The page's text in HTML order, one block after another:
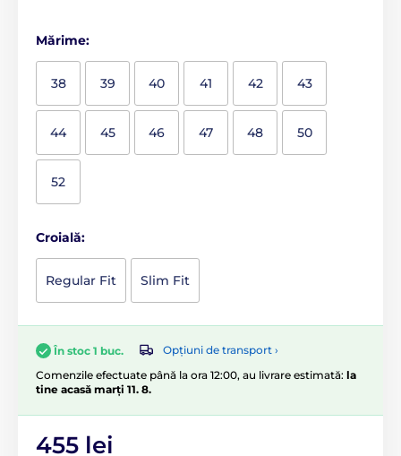
Mărime:
38 39 40 41 42 43
44 45 46 47 48 50
52
Croială:
Regular Fit Slim Fit
În stoc 1 buc.
Opțiuni de transport ›
Comenzile efectuate până la ora 12:00, au livrare estimată: la
tine acasă marți 11. 8.
455 lei